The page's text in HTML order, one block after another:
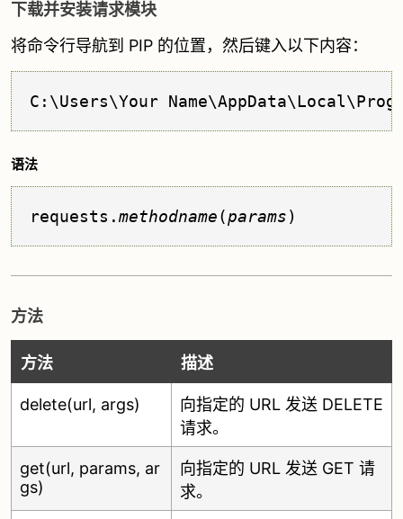
下载并安装请求模块
将命令行导航到 PIP 的位置，然后键入以下内容：
C:\Users\Your
语法
requests.methodname(params)
方法
方法 描述
delete(url, args)
向指定的 URL 发送 DELETE
请求。
get(url, params, ar
gs)
向指定的 URL 发送 GET 请
求。